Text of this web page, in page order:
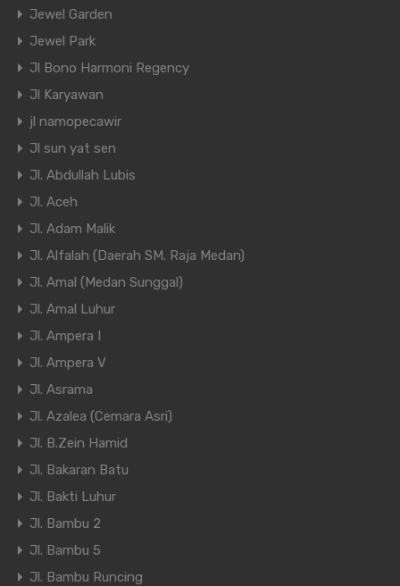
Jewel Garden
Jewel Park
Jl Bono Harmoni Regency
Jl Karyawan
jl namopecawir
Jl sun yat sen
Jl. Abdullah Lubis
Jl. Aceh
Jl. Adam Malik
Jl. Alfalah (Daerah SM. Raja Medan)
Jl. Amal (Medan Sunggal)
Jl. Amal Luhur
Jl. Ampera I
Jl. Ampera V
Jl. Asrama
Jl. Azalea (Cemara Asri)
Jl. B.Zein Hamid
Jl. Bakaran Batu
Jl. Bakti Luhur
Jl. Bambu 2
Jl. Bambu 5
Jl. Bambu Runcing